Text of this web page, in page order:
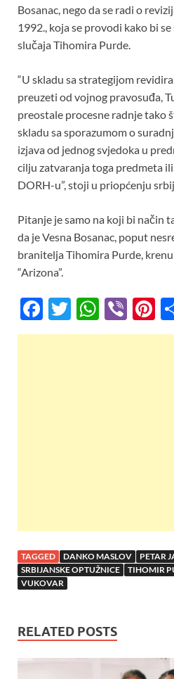
Bosanac, nego da se radi o
1992., koja se provodi kako bi
slučaja Tihomira Purde.
“U skladu sa strategijom
preuzeti od vojnog pravosuđa,
preostale procesne radnje tako
skladu sa sporazumom o
izjava od jednog svjedoka u
cilju zatvaranja toga predmeta
DORH-u”, stoji u priopćenju
Pitanje je samo na koji bi način
da je Vesna Bosanac, poput
branitelja Tihomira Purde,
“Arizona”.
F
ac
T
w
W
h
Vi
b
Pi
TAGGED DANKO MASLOV
PETAR
SRBIJANSKE OPTUŽNICE
TIHOMIR
VUKOVAR
RELATED POSTS